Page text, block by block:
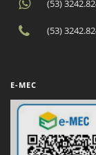
(53)
(53)
E-MEC